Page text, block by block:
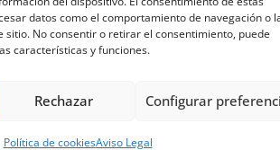
datos como el comportamiento de navegación o
sitio. No consentir o retirar el consentimiento, puede
características y funciones.
Rechazar Configurar
Política de cookiesAviso Legal
al día. Como ves, se trata de un
alto el hecho de que otra razón
estacionamiento es que allí
tu